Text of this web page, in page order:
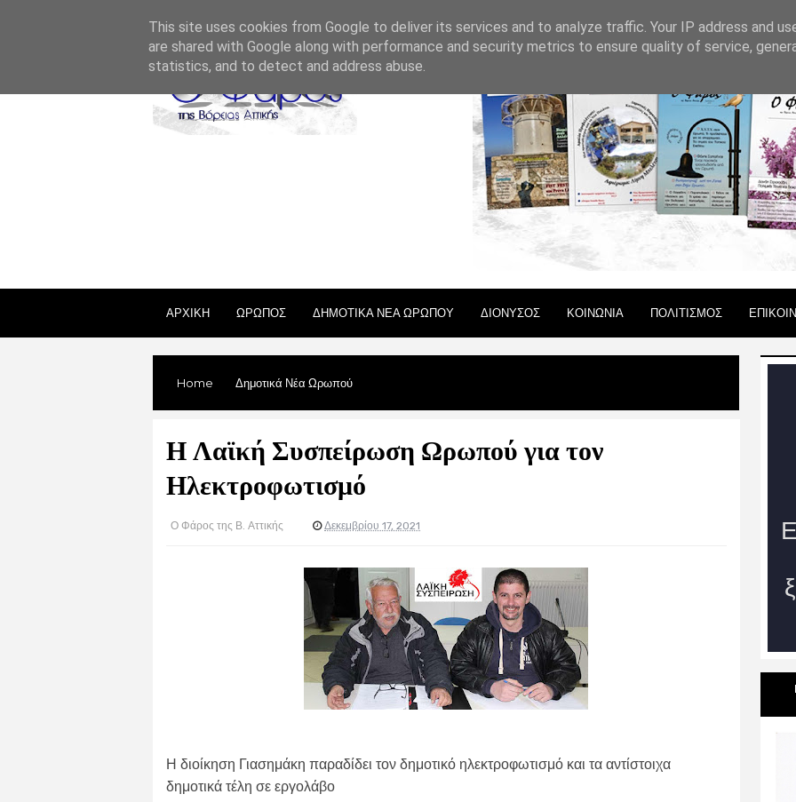
ΑΡΧΙΚΗ ΩΡΩΠΟΣ ΔΗΜΟΤΙΚΑ ΝΕΑ ΩΡΩΠΟΥ ΔΙΟΝΥΣΟΣ ΚΟΙΝΩΝΙΑ ΠΟΛΙΤΙΣΜΟΣ
Home Δημοτικά Νέα Ωρωπού
Η Λαϊκή Συσπείρωση Ωρωπού για τον
Ηλεκτροφωτισμό
Ο Φάρος της Β. Αττικής Δεκεμβρίου 17, 2021
Η διοίκηση Γιασημάκη παραδίδει τον δημοτικό ηλεκτροφωτισμό και τα αντίστοιχα
δημοτικά τέλη σε εργολάβο
This site uses cookies from Google to deliver its services and to analyze traffic. Your IP address and
are shared with Google along with performance and security metrics to ensure quality of service,
statistics, and to detect and address abuse.